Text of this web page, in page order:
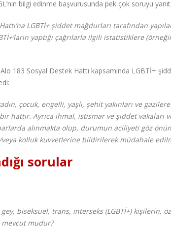
bilgi edinme başvurusunda pek çok soruyu
LGBTİ+ şiddet mağdurları tarafından
yaptığı çağrılarla ilgili istatistiklere
183 Sosyal Destek Hattı kapsamında LGBTİ+
çocuk, engelli, yaşlı, şehit yakınları ve
hattır. Ayrıca ihmal, istismar ve şiddet vakaları
alınmakta olup, durumun aciliyeti göz
kolluk kuvvetlerine bildirilerek müdahale
sorular
gey, biseksüel, trans, interseks (LGBTİ+) kişilerin,
mevcut mudur?